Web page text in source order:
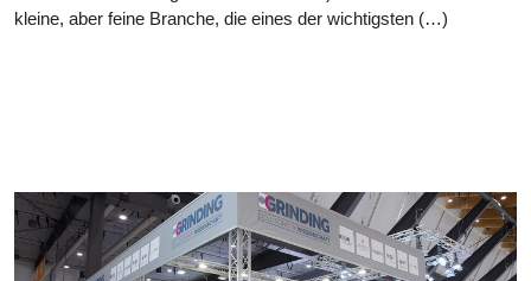
kleine, aber feine Branche, die eines der wichtigsten (…)